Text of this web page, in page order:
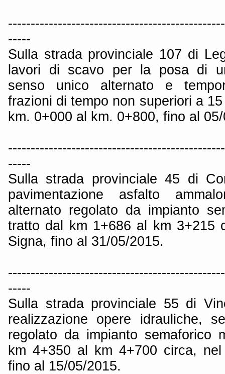
-----
Sulla strada provinciale 107 di
lavori di scavo per la posa di
senso unico alternato e
frazioni di tempo non superiori a
km. 0+000 al km. 0+800, fino al
-----
Sulla strada provinciale 45 di
pavimentazione asfalto
alternato regolato da impianto
tratto dal km 1+686 al km 3+215
Signa, fino al 31/05/2015.
-----
Sulla strada provinciale 55 di
realizzazione opere idrauliche,
regolato da impianto semaforico
km 4+350 al km 4+700 circa,
fino al 15/05/2015.